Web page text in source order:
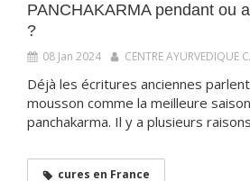
PANCHAKARMA pendant ou
?
08 Jan 2024 CENTRE AYURVEDIQUE
Déjà les écritures anciennes
mousson comme la meilleure
panchakarma. Il y a plusieurs
cures en France